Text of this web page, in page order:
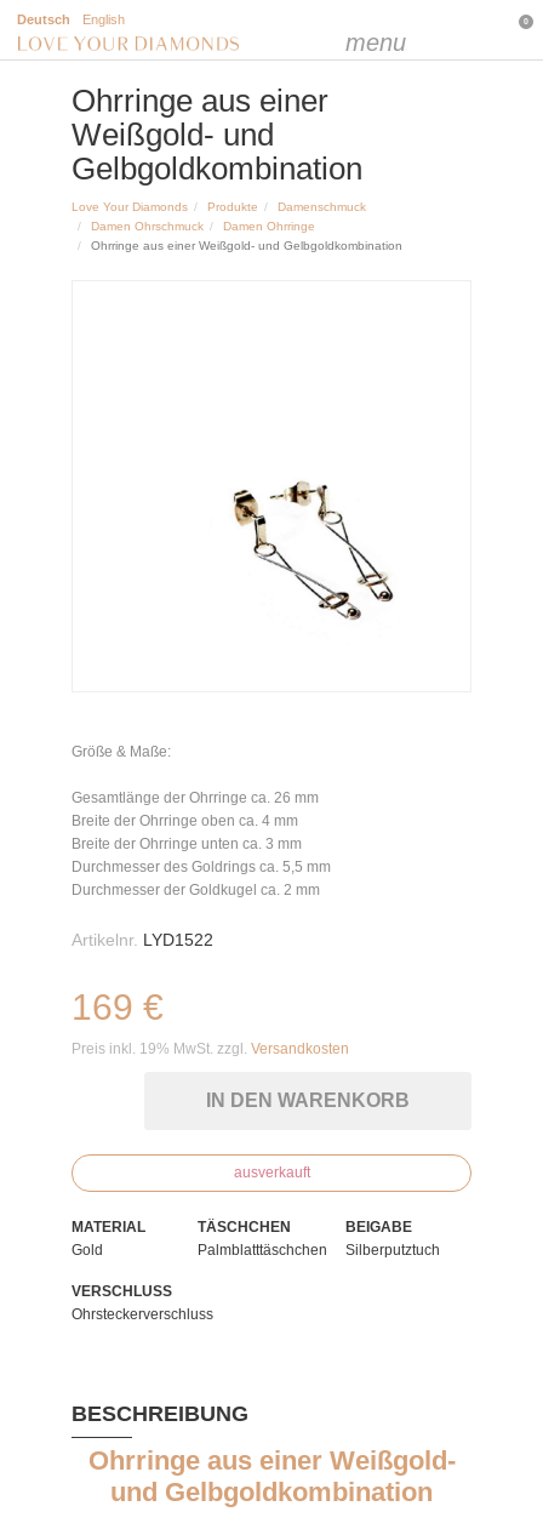
Deutsch English
menu
0
Ohrringe aus einer
Weißgold- und
Gelbgoldkombination
Love Your Diamonds Produkte
Damenschmuck
Damen Ohrschmuck
Damen Ohrringe
Ohrringe aus einer Weißgold- und Gelbgoldkombination
Größe & Maße:
Gesamtlänge der Ohrringe ca. 26 mm
Breite der Ohrringe oben ca. 4 mm
Breite der Ohrringe unten ca. 3 mm
Durchmesser des Goldrings ca. 5,5 mm
Durchmesser der Goldkugel ca. 2 mm
Artikelnr. LYD1522
169 €
Preis inkl. 19% MwSt. zzgl. Versandkosten
IN DEN WARENKORB
ausverkauft
MATERIAL
Gold
TÄSCHCHEN
Palmblatttäschchen
BEIGABE
Silberputztuch
VERSCHLUSS
Ohrsteckerverschluss
BESCHREIBUNG
Ohrringe aus einer Weißgold-
und Gelbgoldkombination